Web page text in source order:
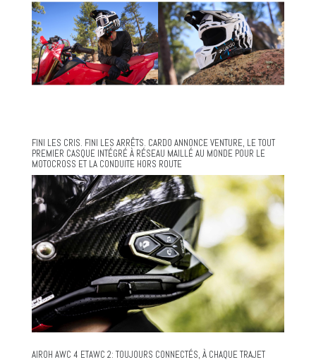
FINI LES CRIS. FINI LES ARRÊTS. CARDO ANNONCE VENTURE, LE TOUT
PREMIER CASQUE INTÉGRÉ À RÉSEAU MAILLÉ AU MONDE POUR LE
MOTOCROSS ET LA CONDUITE HORS ROUTE
AIROH AWC 4 ETAWC 2: TOUJOURS CONNECTÉS, À CHAQUE TRAJET